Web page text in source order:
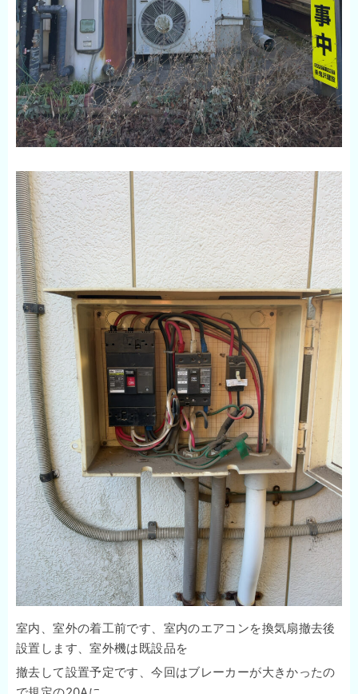
室内、室外の着工前です、室内のエアコンを換気扇撤去後
設置します、室外機は既設品を
撤去して設置予定です、今回はブレーカーが大きかったの